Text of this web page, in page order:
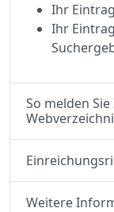
Ihr
Ihr
So melden
Weitere